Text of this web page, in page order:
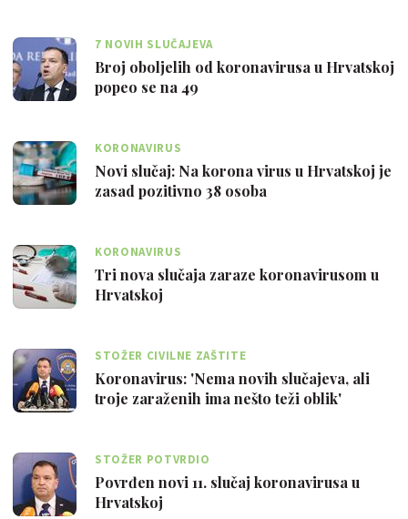
7 NOVIH SLUČAJEVA
Broj oboljelih od koronavirusa u Hrvatskoj
popeo se na 49
KORONAVIRUS
Novi slučaj: Na korona virus u Hrvatskoj je
zasad pozitivno 38 osoba
KORONAVIRUS
Tri nova slučaja zaraze koronavirusom u
Hrvatskoj
STOŽER CIVILNE ZAŠTITE
Koronavirus: 'Nema novih slučajeva, ali
troje zaraženih ima nešto teži oblik'
STOŽER POTVRDIO
Povrđen novi 11. slučaj koronavirusa u
Hrvatskoj